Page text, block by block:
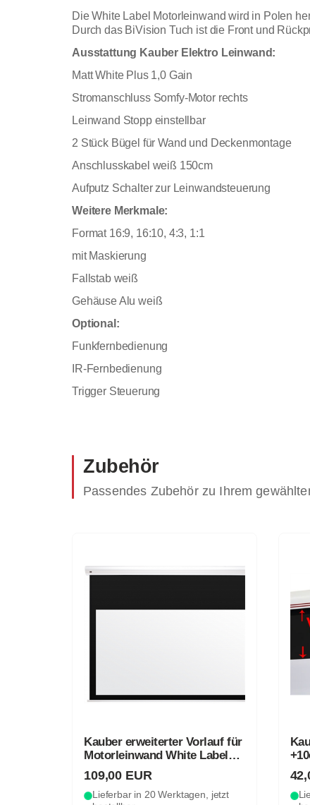
Die White Label Motorleinwand wird in Polen
Durch das BiVision Tuch ist die Front und
Ausstattung Kauber Elektro Leinwand:
Matt White Plus 1,0 Gain
Stromanschluss Somfy-Motor rechts
Leinwand Stopp einstellbar
2 Stück Bügel für Wand und Deckenmontage
Anschlusskabel weiß 150cm
Aufputz Schalter zur Leinwandsteuerung
Weitere Merkmale:
Format 16:9, 16:10, 4:3, 1:1
mit Maskierung
Fallstab weiß
Gehäuse Alu weiß
Optional:
Funkfernbedienung
IR-Fernbedienung
Trigger Steuerung
Zubehör
Passendes Zubehör zu Ihrem
Kauber erweiterter Vorlauf für
Motorleinwand White Label
(schwarz)
109,00 EUR
Lieferbar in 20 Werktagen, jetzt